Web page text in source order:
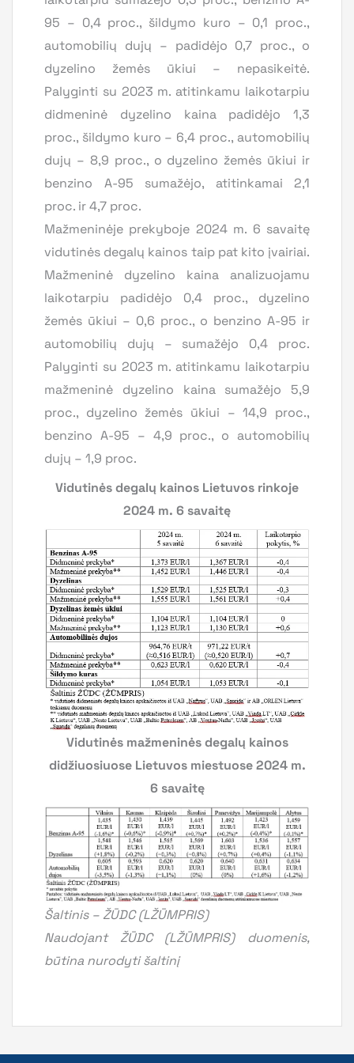
95 – 0,4 proc., šildymo kuro – 0,1 proc.,
automobilių dujų – padidėjo 0,7 proc., o
dyzelino žemės ūkiui – nepasikeitė.
Palyginti su 2023 m. atitinkamu laikotarpiu
didmeninė dyzelino kaina padidėjo 1,3
proc., šildymo kuro – 6,4 proc., automobilių
dujų – 8,9 proc., o dyzelino žemės ūkiui ir
benzino A-95 sumažėjo, atitinkamai 2,1
proc. ir 4,7 proc.
Mažmeninėje prekyboje 2024 m. 6 savaitę
vidutinės degalų kainos taip pat kito įvairiai.
Mažmeninė dyzelino kaina analizuojamu
laikotarpiu padidėjo 0,4 proc., dyzelino
žemės ūkiui – 0,6 proc., o benzino A-95 ir
automobilių dujų – sumažėjo 0,4 proc.
Palyginti su 2023 m. atitinkamu laikotarpiu
mažmeninė dyzelino kaina sumažėjo 5,9
proc., dyzelino žemės ūkiui – 14,9 proc.,
benzino A-95 – 4,9 proc., o automobilių
dujų – 1,9 proc.
Vidutinės degalų kainos Lietuvos rinkoje
2024 m. 6 savaitę
Vidutinės mažmeninės degalų kainos
didžiuosiuose Lietuvos miestuose 2024 m.
6 savaitę
Šaltinis – ŽŪDC (LŽŪMPRIS)
Naudojant ŽŪDC (LŽŪMPRIS) duomenis,
būtina nurodyti šaltinį